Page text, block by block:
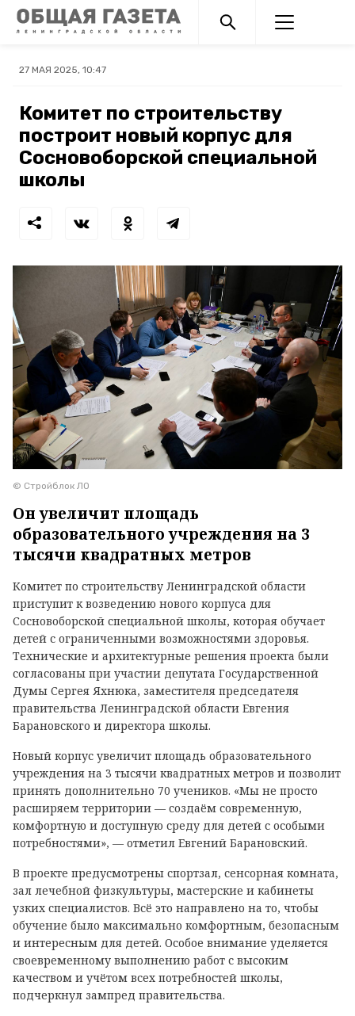
27 МАЯ 2025, 10:47
Комитет по строительству
построит новый корпус для
Сосновоборской специальной
школы
© Стройблок ЛО
Он увеличит площадь
образовательного учреждения на 3
тысячи квадратных метров
Комитет по строительству Ленинградской области
приступит к возведению нового корпуса для
Сосновоборской специальной школы, которая обучает
детей с ограниченными возможностями здоровья.
Технические и архитектурные решения проекта были
согласованы при участии депутата Государственной
Думы Сергея Яхнюка, заместителя председателя
правительства Ленинградской области Евгения
Барановского и директора школы.
Новый корпус увеличит площадь образовательного
учреждения на 3 тысячи квадратных метров и позволит
принять дополнительно 70 учеников. «Мы не просто
расширяем территории — создаём современную,
комфортную и доступную среду для детей с особыми
потребностями», — отметил Евгений Барановский.
В проекте предусмотрены спортзал, сенсорная комната,
зал лечебной физкультуры, мастерские и кабинеты
узких специалистов. Всё это направлено на то, чтобы
обучение было максимально комфортным, безопасным
и интересным для детей. Особое внимание уделяется
своевременному выполнению работ с высоким
качеством и учётом всех потребностей школы,
подчеркнул зампред правительства.